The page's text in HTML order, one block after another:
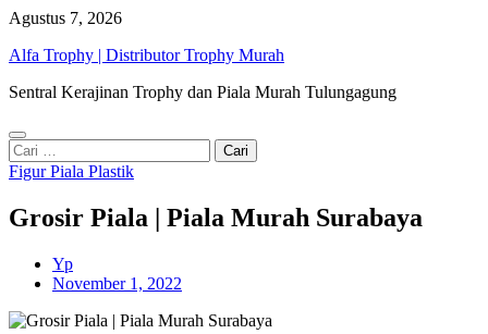
Skip
content
Agustus 7, 2026
Alfa Trophy | Distributor Trophy Murah
Sentral Kerajinan Trophy dan Piala Murah Tulungagung
Cari
untuk:
Figur Piala Plastik
Grosir Piala | Piala Murah Surabaya
Yp
November 1, 2022